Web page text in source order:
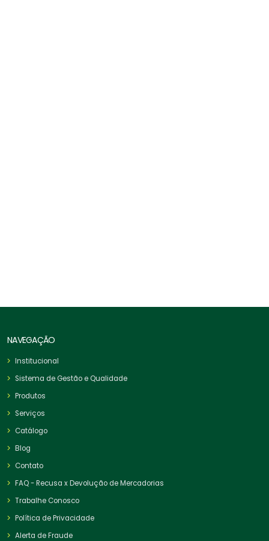
NAVEGAÇÃO
Institucional
Sistema de Gestão e Qualidade
Produtos
Serviços
Catálogo
Blog
Contato
FAQ - Recusa x Devolução de Mercadorias
Trabalhe Conosco
Política de Privacidade
Alerta de Fraude